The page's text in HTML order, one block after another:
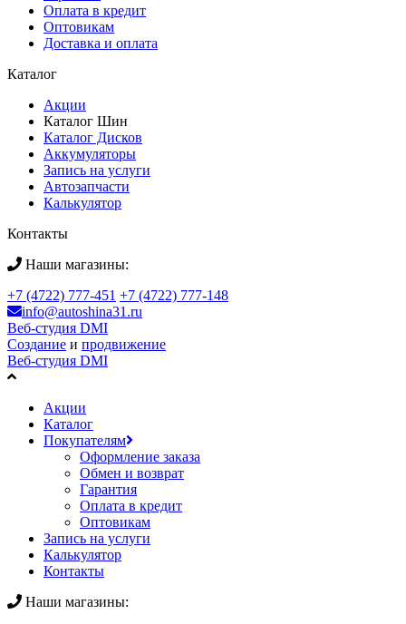
Оплата в кредит
Оптовикам
Доставка и оплата
Каталог
Акции
Каталог Шин
Каталог Дисков
Аккумуляторы
Запись на услуги
Автозапчасти
Калькулятор
Контакты
Наши магазины:
+7 (4722) 777-451 +7 (4722) 777-148
info@autoshina31.ru
Веб-студия DMI
Создание и продвижение
Веб-студия DMI
Акции
Каталог
Покупателям
Оформление заказа
Обмен и возврат
Гарантия
Оплата в кредит
Оптовикам
Запись на услуги
Калькулятор
Контакты
Наши магазины: